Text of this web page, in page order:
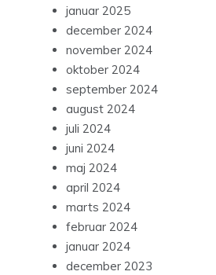
januar 2025
december 2024
november 2024
oktober 2024
september 2024
august 2024
juli 2024
juni 2024
maj 2024
april 2024
marts 2024
februar 2024
januar 2024
december 2023